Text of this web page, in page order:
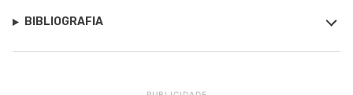
BIBLIOGRAFIA